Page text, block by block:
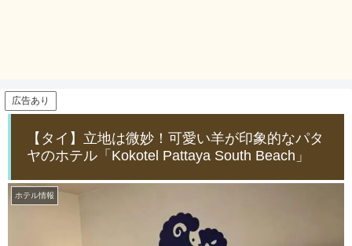
広告あり
【タイ】立地は微妙！可愛い羊が印象的なパタ
ヤのホテル「Kokotel Pattaya South Beach」
ホテル情報